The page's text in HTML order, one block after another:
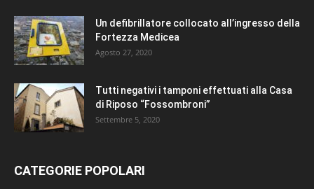
Un defibrillatore collocato all’ingresso della
Fortezza Medicea
Agosto 27, 2020
Tutti negativi i tamponi effettuati alla Casa
di Riposo “Fossombroni”
Settembre 5, 2020
CATEGORIE POPOLARI